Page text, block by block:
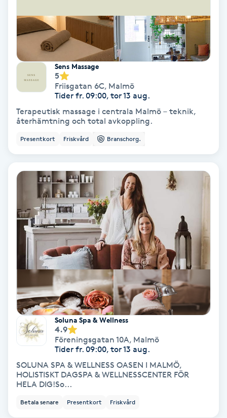
Hot yoga
Hudföryngring
Huduppstramning
Hudvård
Hyaluronsyra
Hårborttagning
Hårbottenbehandling
Hårförlängning
Hårvård
Hälsa
Hälsprickor
Idrottsmassage
Sens Massage
5
Friisgatan 6C, Malmö
Tider fr. 09:00, tor 13 aug.
Terapeutisk massage i centrala Malmö – teknik,
återhämtning och total avkoppling.
Presentkort Friskvård Branschorg.
Soluna Spa & Wellness
4.9
Föreningsgatan 10A, Malmö
Tider fr. 09:00, tor 13 aug.
SOLUNA SPA & WELLNESS OASEN I MALMÖ,
HOLISTISKT DAGSPA & WELLNESSCENTER FÖR
HELA DIG!So...
Betala senare Presentkort Friskvård